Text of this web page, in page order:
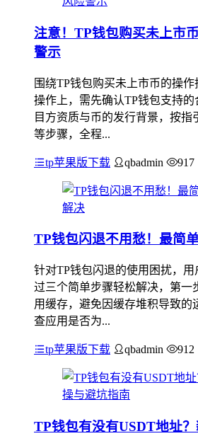
注意！TP钱包购买未上市
警示
围绕TP钱包购买未上市币的操作
操作上，需先确认TP钱包支持
目方资质与币的发行背景，按指
等步骤，全程...
tp苹果版下载 qbadmin 917
TP钱包闪退不用愁！最简
针对TP钱包闪退的使用困扰，
过三个简单步骤轻松解决，第一
用缓存，避免因缓存堆积导致的
查应用是否为...
tp苹果版下载 qbadmin 912
TP钱包有没有USDT地址